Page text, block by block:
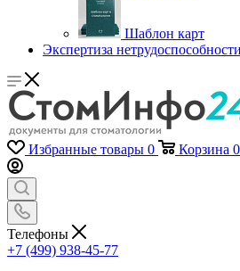
Шаблон карт
Экспертиза нетрудоспособности
Избранные товары 0 Корзина 0
Телефоны
+7 (499) 938-45-77